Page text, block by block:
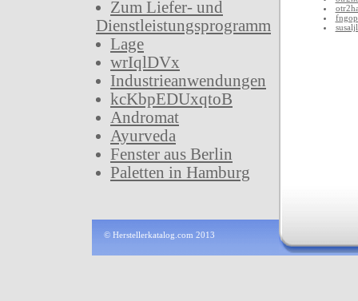
Zum Liefer- und
Dienstleistungsprogramm
Lage
wrIqlDVx
Industrieanwendungen
kcKbpEDUxqtoB
Andromat
Ayurveda
Fenster aus Berlin
Paletten in Hamburg
© Herstellerkatalog.com 2013